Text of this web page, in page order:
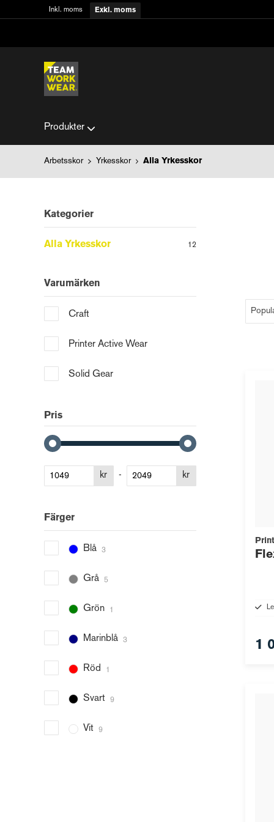
Inkl. moms Exkl. moms
Produkter
Arbetsskor Yrkesskor Alla Yrkesskor
Kategorier
Alla Yrkesskor 12
Varumärken
Craft
Printer Active Wear
Solid Gear
Pris
kr - kr
Färger
Blå 3
Grå 5
Grön 1
Marinblå 3
Röd 1
Svart 9
Vit 9
1